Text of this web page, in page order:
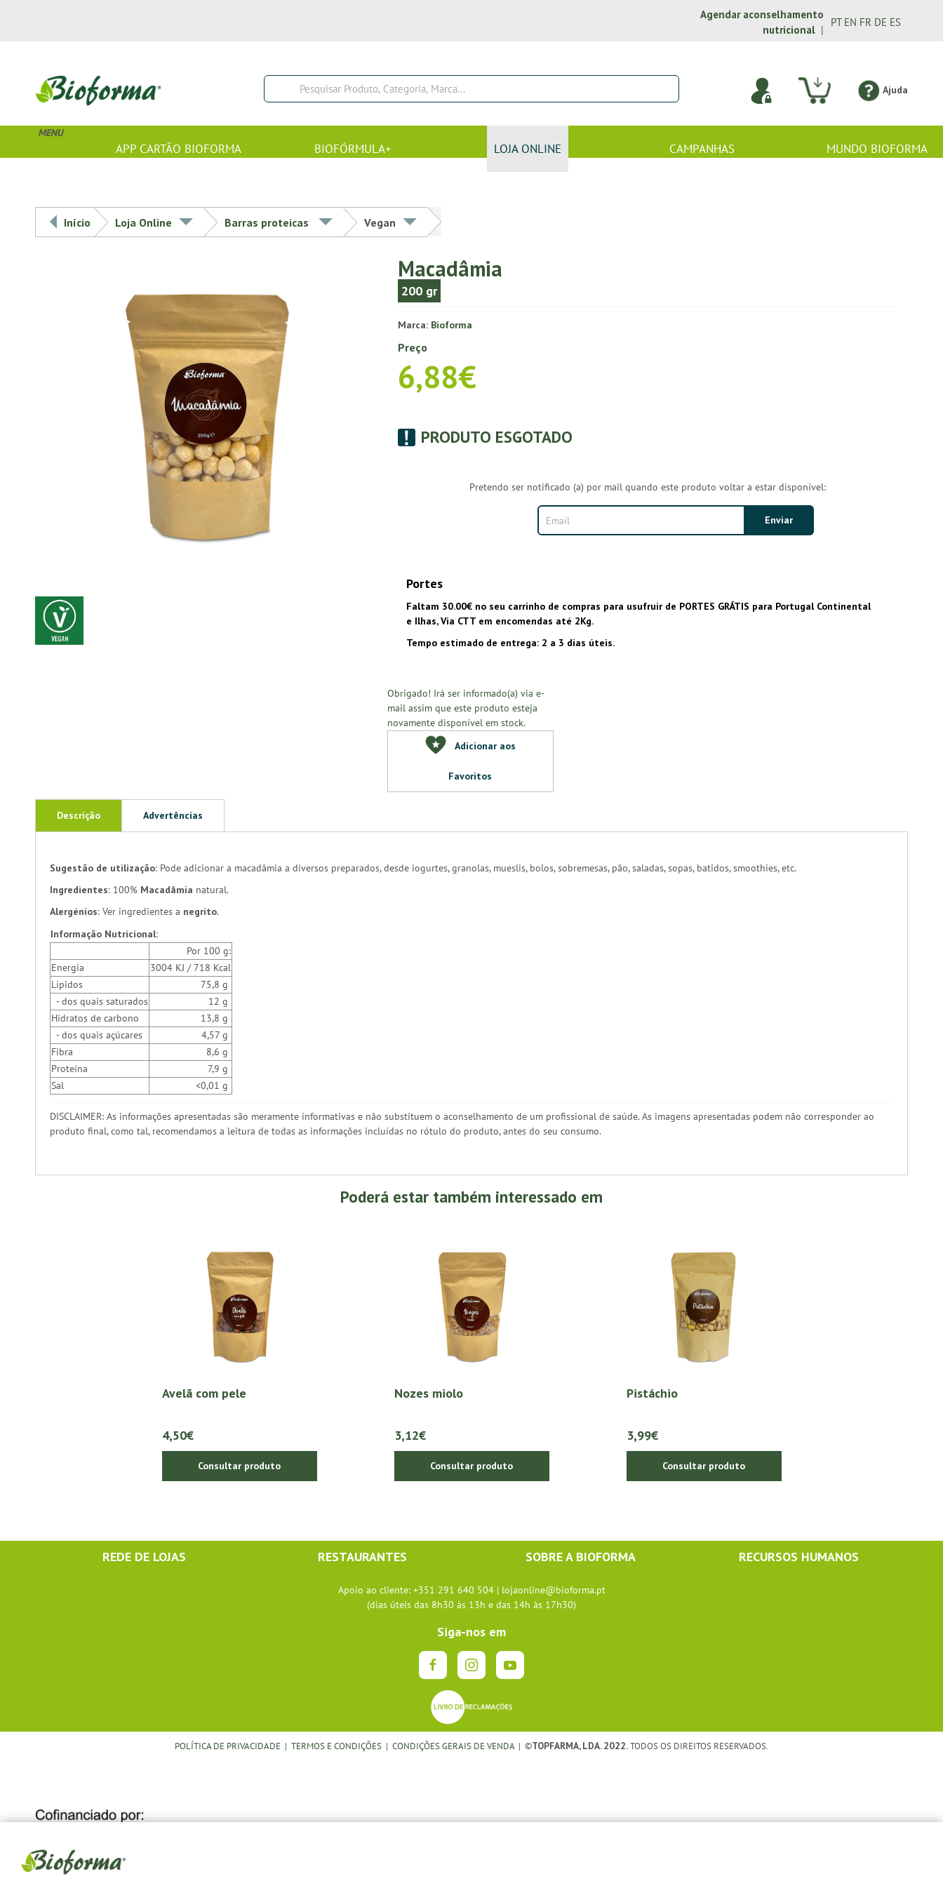
Agendar aconselhamento
nutricional |
PT EN FR DE ES
Ajuda
MENU
APP CARTÃO BIOFORMA BIOFÓRMULA+ LOJA ONLINE CAMPANHAS MUNDO BIOFORMA
Início Loja Online Barras proteicas Vegan
Macadâmia
200 gr
Marca: Bioforma
Preço
6,88€
PRODUTO ESGOTADO
Pretendo ser notificado (a) por mail quando este produto voltar a estar disponível:
Portes
Faltam 30.00€ no seu carrinho de compras para usufruir de PORTES GRÁTIS para Portugal Continental
e Ilhas, Via CTT em encomendas até 2Kg.
Tempo estimado de entrega: 2 a 3 dias úteis.
Obrigado! Irá ser informado(a) via e-
mail assim que este produto esteja
novamente disponível em stock.
Adicionar aos
Favoritos
Descrição Advertências
Sugestão de utilização: Pode adicionar a macadâmia a diversos preparados, desde iogurtes, granolas, mueslis, bolos, sobremesas, pão, saladas, sopas, batidos, smoothies, etc.
Ingredientes: 100% Macadâmia natural.
Alergénios: Ver ingredientes a negrito.
Informação Nutricional:
Por 100 g:
Energia
3004 KJ / 718 Kcal
Lípidos
75,8 g
- dos quais saturados
12 g
Hidratos de carbono
13,8 g
- dos quais açúcares
4,57 g
Fibra
8,6 g
Proteína
7,9 g
Sal
<0,01 g
DISCLAIMER: As informações apresentadas são meramente informativas e não substituem o aconselhamento de um profissional de saúde. As imagens apresentadas podem não corresponder ao
produto final, como tal, recomendamos a leitura de todas as informações incluídas no rótulo do produto, antes do seu consumo.
Poderá estar também interessado em
Avelã com pele
4,50€
Consultar produto
Nozes miolo
3,12€
Consultar produto
Pistáchio
3,99€
Consultar produto
REDE DE LOJAS RESTAURANTES SOBRE A BIOFORMA RECURSOS HUMANOS
Apoio ao cliente: +351 291 640 504 | lojaonline@bioforma.pt
(dias úteis das 8h30 às 13h e das 14h às 17h30)
Siga-nos em
POLÍTICA DE PRIVACIDADE | TERMOS E CONDIÇÕES | CONDIÇÕES GERAIS DE VENDA | ©TOPFARMA, LDA. 2022.TODOS OS DIREITOS RESERVADOS.